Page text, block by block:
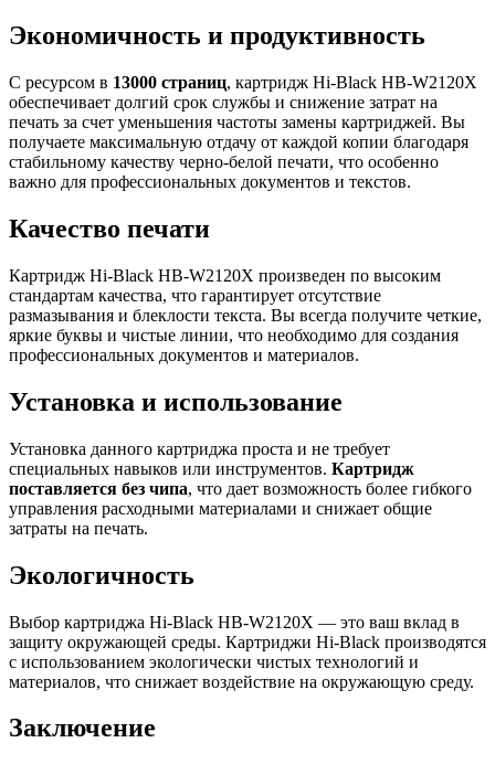
Экономичность и продуктивность
С ресурсом в 13000 страниц, картридж Hi-Black HB-W2120X
обеспечивает долгий срок службы и снижение затрат на
печать за счет уменьшения частоты замены картриджей. Вы
получаете максимальную отдачу от каждой копии благодаря
стабильному качеству черно-белой печати, что особенно
важно для профессиональных документов и текстов.
Качество печати
Картридж Hi-Black HB-W2120X произведен по высоким
стандартам качества, что гарантирует отсутствие
размазывания и блеклости текста. Вы всегда получите четкие,
яркие буквы и чистые линии, что необходимо для создания
профессиональных документов и материалов.
Установка и использование
Установка данного картриджа проста и не требует
специальных навыков или инструментов. Картридж
поставляется без чипа, что дает возможность более гибкого
управления расходными материалами и снижает общие
затраты на печать.
Экологичность
Выбор картриджа Hi-Black HB-W2120X — это ваш вклад в
защиту окружающей среды. Картриджи Hi-Black производятся
с использованием экологически чистых технологий и
материалов, что снижает воздействие на окружающую среду.
Заключение